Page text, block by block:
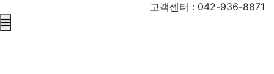
고객센터 : 042-936-8871